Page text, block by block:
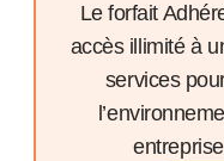
Le forfait
accès illimité à
services